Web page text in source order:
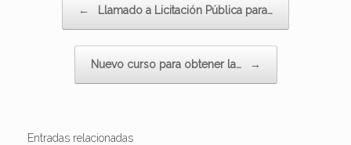
← Llamado a Licitación Pública para…
Nuevo curso para obtener la… →
Entradas relacionadas